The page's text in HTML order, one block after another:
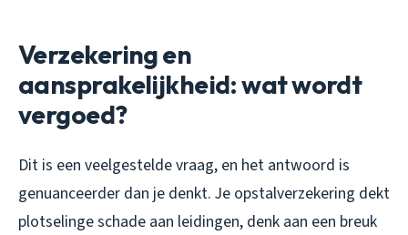
Verzekering en
aansprakelijkheid: wat wordt
vergoed?
Dit is een veelgestelde vraag, en het antwoord is
genuanceerder dan je denkt. Je opstalverzekering dekt
plotselinge schade aan leidingen, denk aan een breuk